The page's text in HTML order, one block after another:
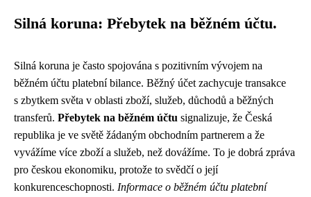
Silná koruna: Přebytek na běžném účtu.
Silná koruna je často spojována s pozitivním vývojem na
běžném účtu platební bilance. Běžný účet zachycuje transakce
s zbytkem světa v oblasti zboží, služeb, důchodů a běžných
transferů. Přebytek na běžném účtu signalizuje, že Česká
republika je ve světě žádaným obchodním partnerem a že
vyvážíme více zboží a služeb, než dovážíme. To je dobrá zpráva
pro českou ekonomiku, protože to svědčí o její
konkurenceschopnosti. Informace o běžném účtu platební